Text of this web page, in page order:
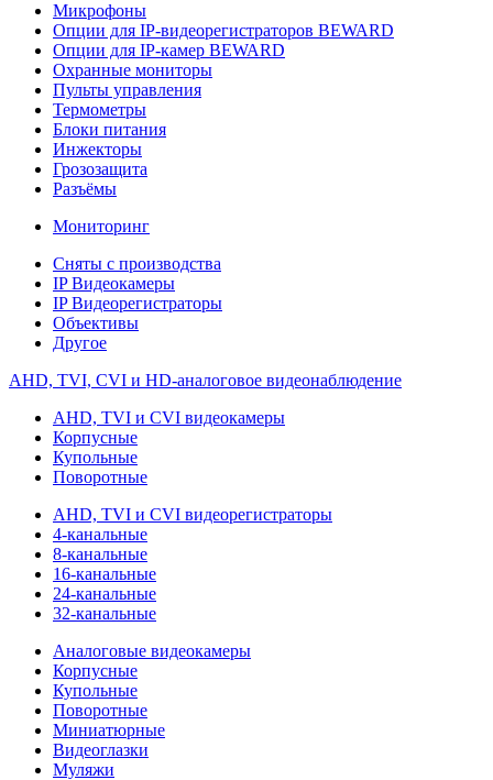
Микрофоны
Опции для IP-видеорегистраторов BEWARD
Опции для IP-камер BEWARD
Охранные мониторы
Пульты управления
Термометры
Блоки питания
Инжекторы
Грозозащита
Разъёмы
Мониторинг
Сняты с производства
IP Видеокамеры
IP Видеорегистраторы
Объективы
Другое
AHD, TVI, CVI и HD-аналоговое видеонаблюдение
AHD, TVI и CVI видеокамеры
Корпусные
Купольные
Поворотные
AHD, TVI и CVI видеорегистраторы
4-канальные
8-канальные
16-канальные
24-канальные
32-канальные
Аналоговые видеокамеры
Корпусные
Купольные
Поворотные
Миниатюрные
Видеоглазки
Муляжи